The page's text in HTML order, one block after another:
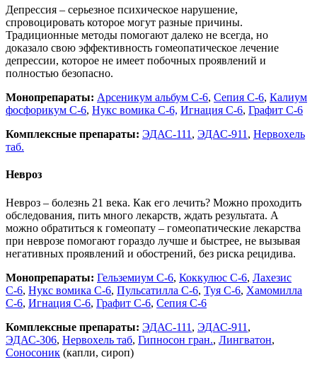
Депрессия – серьезное психическое нарушение,
спровоцировать которое могут разные причины.
Традиционные методы помогают далеко не всегда, но
доказало свою эффективность гомеопатическое лечение
депрессии, которое не имеет побочных проявлений и
полностью безопасно.
Монопрепараты: Арсеникум альбум С-6, Сепия С-6, Калиум
фосфорикум С-6, Нукс вомика С-6, Игнация С-6, Графит С-6
Комплексные препараты: ЭДАС-111 , ЭДАС-911 , Нервохель
таб.
Невроз
Невроз – болезнь 21 века. Как его лечить? Можно проходить
обследования, пить много лекарств, ждать результата. А
можно обратиться к гомеопату – гомеопатические лекарства
при неврозе помогают гораздо лучше и быстрее, не вызывая
негативных проявлений и обострений, без риска рецидива.
Монопрепараты: Гельземиум С-6, Коккулюс С-6, Лахезис
С-6, Нукс вомика С-6, Пульсатилла С-6, Туя С-6, Хамомилла
С-6, Игнация С-6, Графит С-6, Сепия С-6
Комплексные препараты: ЭДАС-111 , ЭДАС-911 ,
ЭДАС-306, Нервохель таб, Гипносон гран., Лингватон,
Соносоник (капли, сироп)